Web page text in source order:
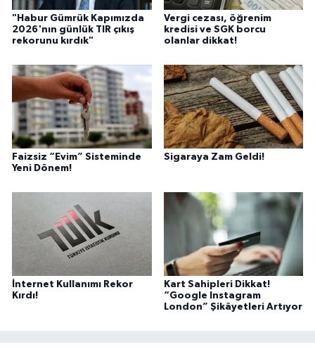
"Habur Gümrük Kapımızda
2026'nın günlük TIR çıkış
rekorunu kırdık"
Vergi cezası, öğrenim
kredisi ve SGK borcu
olanlar dikkat!
Faizsiz “Evim” Sisteminde
Yeni Dönem!
Sigaraya Zam Geldi!
İnternet Kullanımı Rekor
Kırdı!
Kart Sahipleri Dikkat!
“Google Instagram
London” Şikâyetleri Artıyor